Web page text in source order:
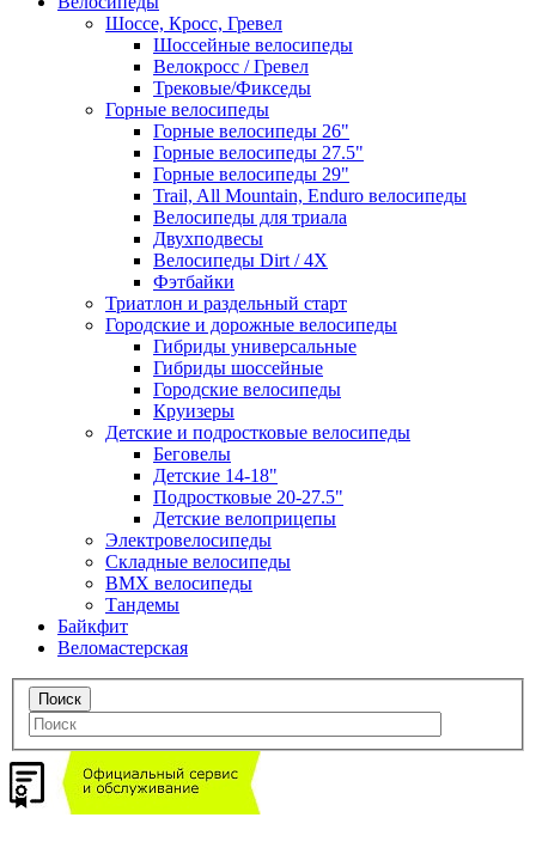
Шоссе, Кросс, Гревел
Шоссейные велосипеды
Велокросс / Гревел
Трековые/Фикседы
Горные велосипеды
Горные велосипеды 26"
Горные велосипеды 27.5"
Горные велосипеды 29"
Trail, All Mountain, Enduro велосипеды
Велосипеды для триала
Двухподвесы
Велосипеды Dirt / 4X
Фэтбайки
Триатлон и раздельный старт
Городские и дорожные велосипеды
Гибриды универсальные
Гибриды шоссейные
Городские велосипеды
Круизеры
Детские и подростковые велосипеды
Беговелы
Детские 14-18"
Подростковые 20-27.5"
Детские велоприцепы
Электровелосипеды
Складные велосипеды
BMX велосипеды
Тандемы
Байкфит
Веломастерская